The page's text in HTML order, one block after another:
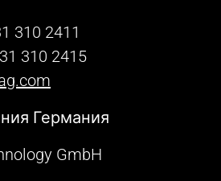
310 2411
310 2415
Германия
GmbH